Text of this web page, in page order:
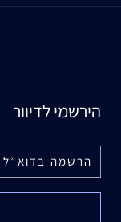
הירשמי לדיוור